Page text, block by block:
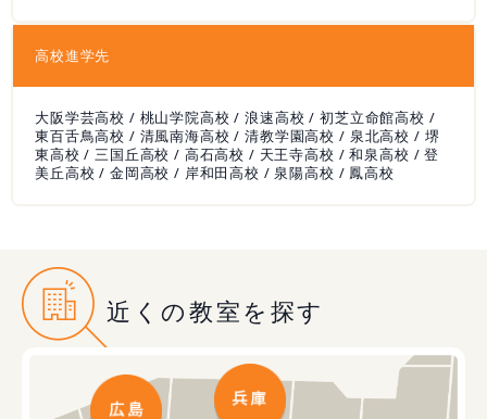
高校進学先
大阪学芸高校 / 桃山学院高校 / 浪速高校 / 初芝立命館高校 /
東百舌鳥高校 / 清風南海高校 / 清教学園高校 / 泉北高校 / 堺
東高校 / 三国丘高校 / 高石高校 / 天王寺高校 / 和泉高校 / 登
美丘高校 / 金岡高校 / 岸和田高校 / 泉陽高校 / 鳳高校
近くの教室を探す